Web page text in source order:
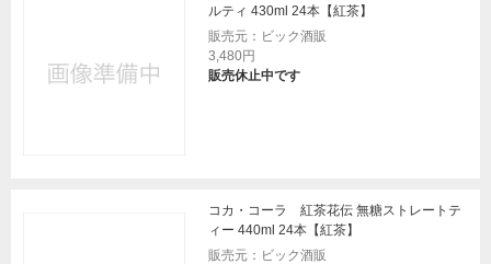
ルティ 430ml 24本【紅茶】
販売元：ビック酒販
3,480円
販売休止中です
コカ・コーラ 紅茶花伝 無糖ストレートテ
ィー 440ml 24本【紅茶】
販売元：ビック酒販